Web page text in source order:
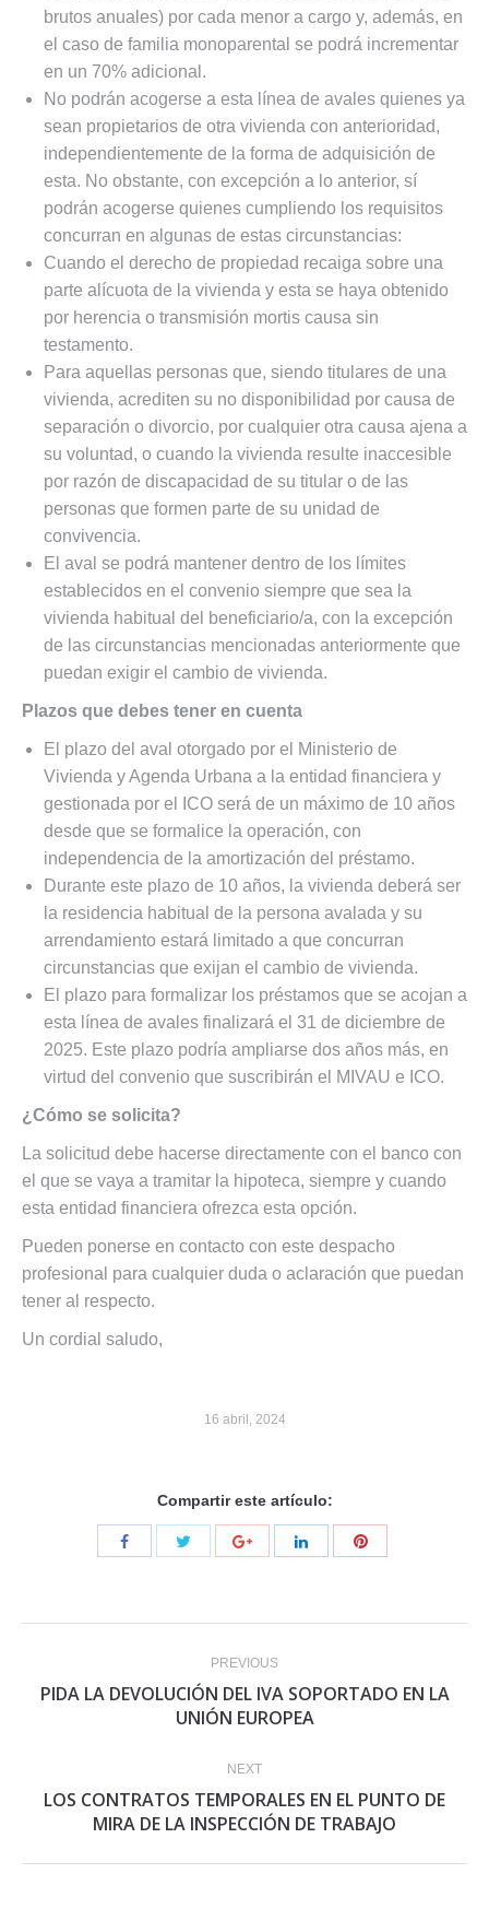
brutos anuales) por cada menor a cargo y, además, en
el caso de familia monoparental se podrá incrementar
en un 70% adicional.
No podrán acogerse a esta línea de avales quienes ya
sean propietarios de otra vivienda con anterioridad,
independientemente de la forma de adquisición de
esta. No obstante, con excepción a lo anterior, sí
podrán acogerse quienes cumpliendo los requisitos
concurran en algunas de estas circunstancias:
Cuando el derecho de propiedad recaiga sobre una
parte alícuota de la vivienda y esta se haya obtenido
por herencia o transmisión mortis causa sin
testamento.
Para aquellas personas que, siendo titulares de una
vivienda, acrediten su no disponibilidad por causa de
separación o divorcio, por cualquier otra causa ajena a
su voluntad, o cuando la vivienda resulte inaccesible
por razón de discapacidad de su titular o de las
personas que formen parte de su unidad de
convivencia.
El aval se podrá mantener dentro de los límites
establecidos en el convenio siempre que sea la
vivienda habitual del beneficiario/a, con la excepción
de las circunstancias mencionadas anteriormente que
puedan exigir el cambio de vivienda.
Plazos que debes tener en cuenta
El plazo del aval otorgado por el Ministerio de
Vivienda y Agenda Urbana a la entidad financiera y
gestionada por el ICO será de un máximo de 10 años
desde que se formalice la operación, con
independencia de la amortización del préstamo.
Durante este plazo de 10 años, la vivienda deberá ser
la residencia habitual de la persona avalada y su
arrendamiento estará limitado a que concurran
circunstancias que exijan el cambio de vivienda.
El plazo para formalizar los préstamos que se acojan a
esta línea de avales finalizará el 31 de diciembre de
2025. Este plazo podría ampliarse dos años más, en
virtud del convenio que suscribirán el MIVAU e ICO.
¿Cómo se solicita?
La solicitud debe hacerse directamente con el banco con
el que se vaya a tramitar la hipoteca, siempre y cuando
esta entidad financiera ofrezca esta opción.
Pueden ponerse en contacto con este despacho
profesional para cualquier duda o aclaración que puedan
tener al respecto.
Un cordial saludo,
16 abril, 2024
Compartir este artículo:
navigation
PREVIOUS
Previous
post:
PIDA LA DEVOLUCIÓN DEL IVA SOPORTADO EN LA
UNIÓN EUROPEA
NEXT
Next
post:
LOS CONTRATOS TEMPORALES EN EL PUNTO DE
MIRA DE LA INSPECCIÓN DE TRABAJO